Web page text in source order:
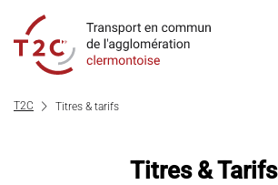
T2C chevron_right Titres & tarifs
Titres & Tarifs